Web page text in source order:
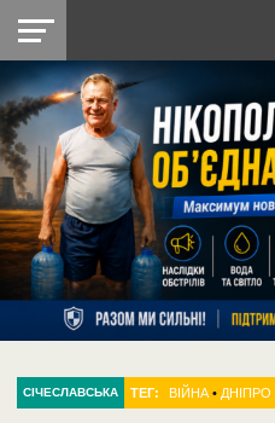
НІКОПОЛЬ
РАЙОН
СІЧЕСЛАВСЬКА
УКРАЇНА
РЕТРО
НІКОПОЛЬ
ЛАЙТ
УКРАЇНА
ДОПОМОГА
РАДІО
СІЧЕСЛАВСЬКА ТЕГ: ВІЙНА • ДНІПРО